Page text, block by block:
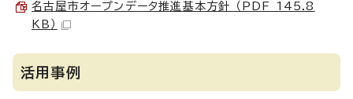
名古屋市オープンデータ推進基本方針 （PDF 145.8
KB）
活用事例